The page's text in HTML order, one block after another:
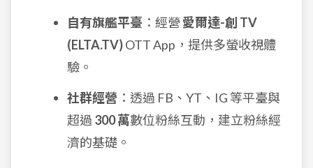
自有旗艦平臺 ：經營 愛爾達-創 TV
(ELTA.TV)OTT App，提供多螢收視體
驗。
社群經營 ：透過 FB、YT、IG 等平臺與
超過 300 萬數位粉絲互動，建立粉絲經
濟的基礎。